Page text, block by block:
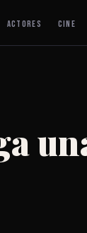
ACTORES CINE